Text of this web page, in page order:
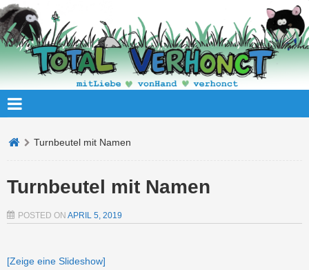
Turnbeutel mit Namen
Turnbeutel mit Namen
POSTED ON APRIL 5, 2019
[Zeige eine Slideshow]